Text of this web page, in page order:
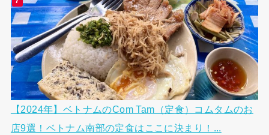
【2024年】ベトナムのCom Tam（定食）コムタムのお
店9選！ベトナム南部の定食はここに決まり！...